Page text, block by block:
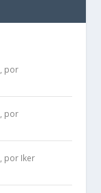
, por
, por
, por Iker